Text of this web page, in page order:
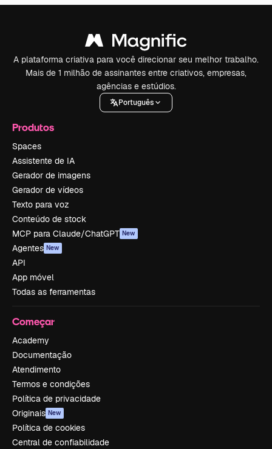
A plataforma criativa para você direcionar seu melhor trabalho.
Mais de 1 milhão de assinantes entre criativos, empresas,
agências e estúdios.
Português
Produtos
Spaces
Assistente de IA
Gerador de imagens
Gerador de vídeos
Texto para voz
Conteúdo de stock
MCP para Claude/ChatGPT New
Agentes New
API
App móvel
Todas as ferramentas
Começar
Academy
Documentação
Atendimento
Termos e condições
Política de privacidade
Originais New
Política de cookies
Central de confiabilidade